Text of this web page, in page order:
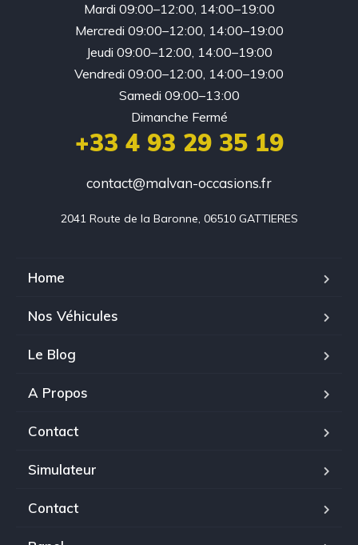
Mardi 09:00–12:00, 14:00–19:00
Mercredi 09:00–12:00, 14:00–19:00
Jeudi 09:00–12:00, 14:00–19:00
Vendredi 09:00–12:00, 14:00–19:00
Samedi 09:00–13:00
Dimanche Fermé
+33 4 93 29 35 19
contact@malvan-occasions.fr
2041 Route de la Baronne, 06510 GATTIERES
Home
Nos Véhicules
Le Blog
A Propos
Contact
Simulateur
Contact